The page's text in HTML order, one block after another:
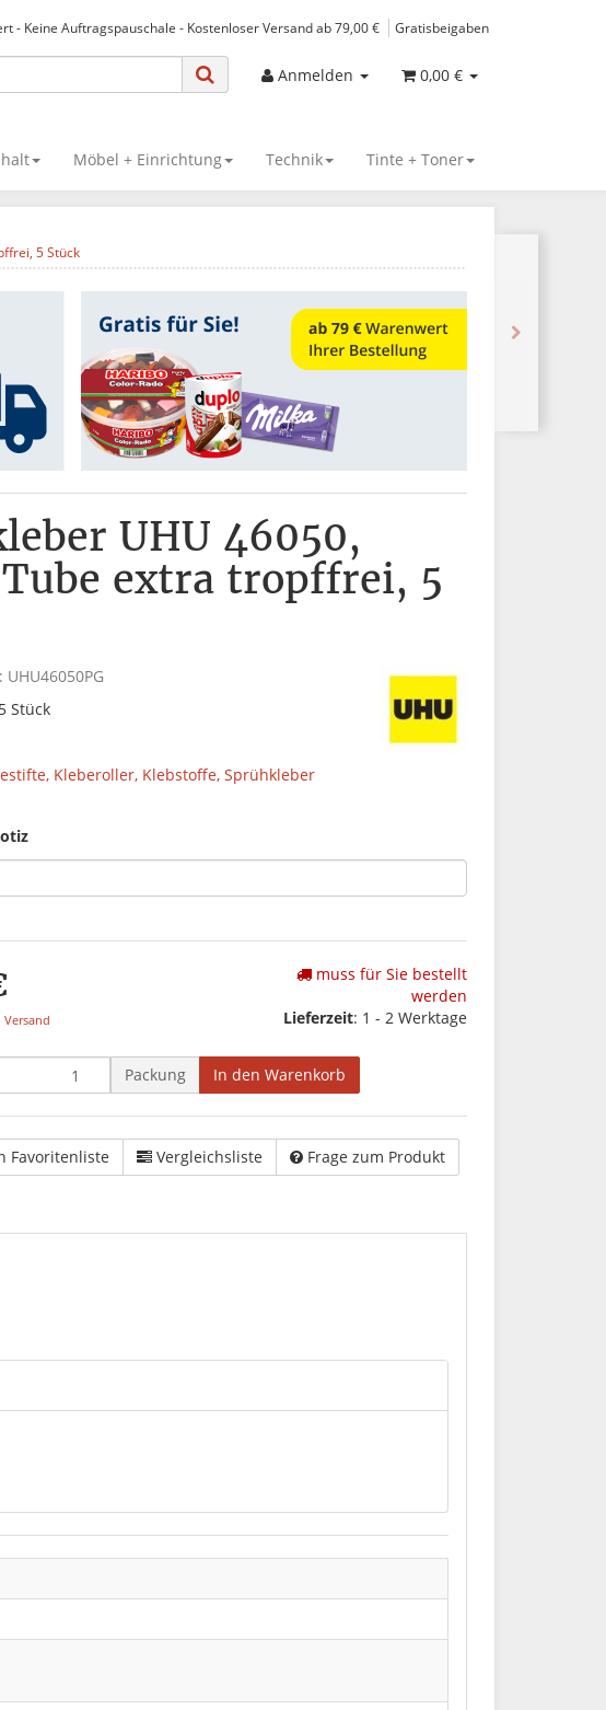
- Keine Auftragspauschale - Kostenloser Versand ab 79,00 € Gratisbeigaben
Anmelden 0,00 €
Möbel + Einrichtung Technik Tinte + Toner
5 Stück
UHU 46050,
extra tropffrei, 5
UHU46050PG
Stück
Kleberoller, Klebstoffe, Sprühkleber
Versand
muss für Sie bestellt
werden
Lieferzeit: 1 - 2 Werktage
Packung In den Warenkorb
Favoritenliste Vergleichsliste Frage zum Produkt